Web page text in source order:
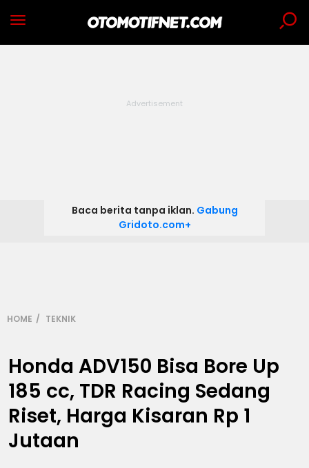
Baca berita tanpa iklan. Gabung
Gridoto.com+
HOME TEKNIK
Honda ADV150 Bisa Bore Up
185 cc, TDR Racing Sedang
Riset, Harga Kisaran Rp 1
Jutaan